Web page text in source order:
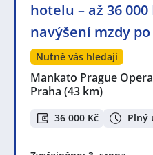
hotelu – až 36 000
navýšení mzdy
Nutně vás hledají
Mankato Prague
Praha (43 km)
36 000 Kč Plný